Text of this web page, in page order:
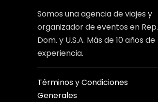
Somos una agencia de viajes y
organizador de eventos en Rep.
Dom. y U.S.A. Más de 10 años de
experiencia.
Términos y Condiciones
Generales